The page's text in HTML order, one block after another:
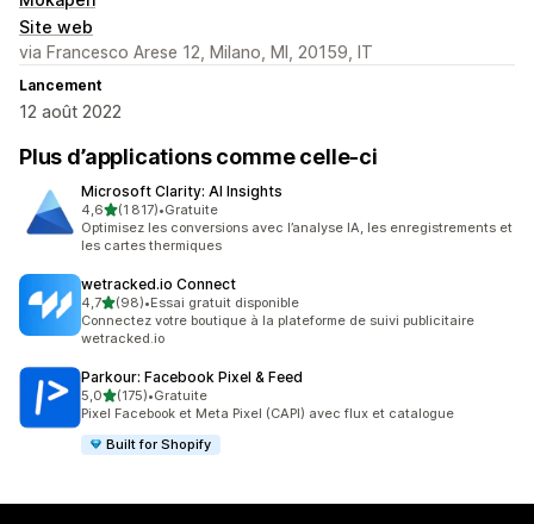
Site web
via Francesco Arese 12, Milano, MI, 20159, IT
Lancement
12 août 2022
Plus d’applications comme celle-ci
Microsoft Clarity: AI Insights
4,6étoile(s) sur 5
(1 817)
1817 avis au total
•Gratuite
Optimisez les conversions avec l’analyse IA, les enregistrements et
les cartes thermiques
wetracked.io Connect
4,7étoile(s) sur 5
(98)
98 avis au total
•Essai gratuit disponible
Connectez votre boutique à la plateforme de suivi publicitaire
wetracked.io
Parkour: Facebook Pixel & Feed
5,0étoile(s) sur 5
(175)
175 avis au total
•Gratuite
Pixel Facebook et Meta Pixel (CAPI) avec flux et catalogue
Built for Shopify